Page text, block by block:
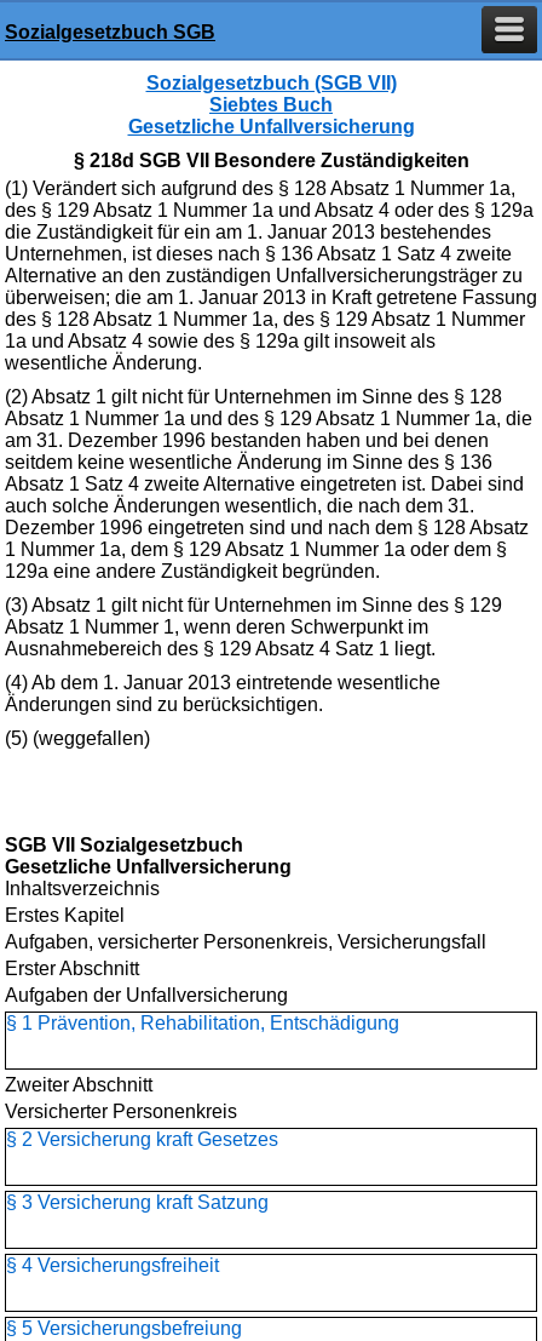
Sozialgesetzbuch SGB
Sozialgesetzbuch (SGB VII)
Siebtes Buch
Gesetzliche Unfallversicherung
§ 218d SGB VII Besondere Zuständigkeiten
(1) Verändert sich aufgrund des § 128 Absatz 1 Nummer 1a,
des § 129 Absatz 1 Nummer 1a und Absatz 4 oder des § 129a
die Zuständigkeit für ein am 1. Januar 2013 bestehendes
Unternehmen, ist dieses nach § 136 Absatz 1 Satz 4 zweite
Alternative an den zuständigen Unfallversicherungsträger zu
überweisen; die am 1. Januar 2013 in Kraft getretene Fassung
des § 128 Absatz 1 Nummer 1a, des § 129 Absatz 1 Nummer
1a und Absatz 4 sowie des § 129a gilt insoweit als
wesentliche Änderung.
(2) Absatz 1 gilt nicht für Unternehmen im Sinne des § 128
Absatz 1 Nummer 1a und des § 129 Absatz 1 Nummer 1a, die
am 31. Dezember 1996 bestanden haben und bei denen
seitdem keine wesentliche Änderung im Sinne des § 136
Absatz 1 Satz 4 zweite Alternative eingetreten ist. Dabei sind
auch solche Änderungen wesentlich, die nach dem 31.
Dezember 1996 eingetreten sind und nach dem § 128 Absatz
1 Nummer 1a, dem § 129 Absatz 1 Nummer 1a oder dem §
129a eine andere Zuständigkeit begründen.
(3) Absatz 1 gilt nicht für Unternehmen im Sinne des § 129
Absatz 1 Nummer 1, wenn deren Schwerpunkt im
Ausnahmebereich des § 129 Absatz 4 Satz 1 liegt.
(4) Ab dem 1. Januar 2013 eintretende wesentliche
Änderungen sind zu berücksichtigen.
(5) (weggefallen)
SGB VII Sozialgesetzbuch
Gesetzliche Unfallversicherung
Inhaltsverzeichnis
Erstes Kapitel
Aufgaben, versicherter Personenkreis, Versicherungsfall
Erster Abschnitt
Aufgaben der Unfallversicherung
§ 1 Prävention, Rehabilitation, Entschädigung
Zweiter Abschnitt
Versicherter Personenkreis
§ 2 Versicherung kraft Gesetzes
§ 3 Versicherung kraft Satzung
§ 4 Versicherungsfreiheit
§ 5 Versicherungsbefreiung